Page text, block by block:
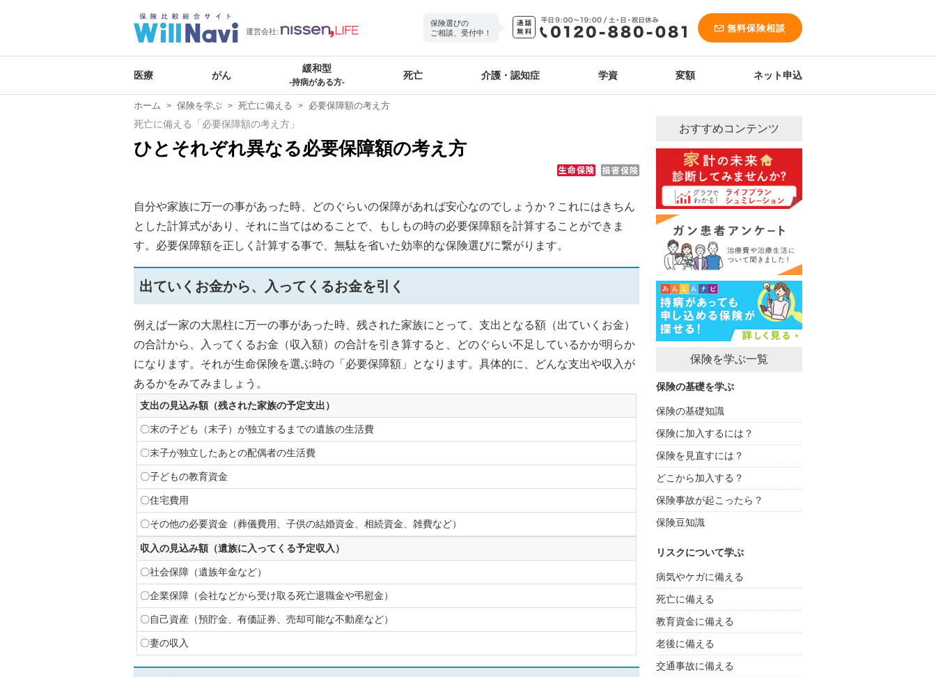
運営会社:
保険選びの
ご相談、受付中！
無料保険相談
医療 がん
緩和型
-持病がある方-
死亡 介護・認知症 学資 変額 ネット申込
ホーム 保険を学ぶ 死亡に備える 必要保障額の考え方
死亡に備える「必要保障額の考え方」
ひとそれぞれ異なる必要保障額の考え方
自分や家族に万一の事があった時、どのぐらいの保障があれば安心なのでしょうか？これにはきちん
とした計算式があり、それに当てはめることで、もしもの時の必要保障額を計算することができま
す。必要保障額を正しく計算する事で、無駄を省いた効率的な保険選びに繋がります。
出ていくお金から、入ってくるお金を引く
例えば一家の大黒柱に万一の事があった時、残された家族にとって、支出となる額（出ていくお金）
の合計から、入ってくるお金（収入額）の合計を引き算すると、どのぐらい不足しているかが明らか
になります。それが生命保険を選ぶ時の「必要保障額」となります。具体的に、どんな支出や収入が
あるかをみてみましょう。
支出の見込み額（残された家族の予定支出）
〇末の子ども（末子）が独立するまでの遺族の生活費
〇末子が独立したあとの配偶者の生活費
〇子どもの教育資金
〇住宅費用
〇その他の必要資金（葬儀費用、子供の結婚資金、相続資金、雑費など）
収入の見込み額（遺族に入ってくる予定収入）
〇社会保障（遺族年金など）
〇企業保障（会社などから受け取る死亡退職金や弔慰金）
〇自己資産（預貯金、有価証券、売却可能な不動産など）
〇妻の収入
おすすめコンテンツ
保険を学ぶ一覧
保険の基礎を学ぶ
保険の基礎知識
保険に加入するには？
保険を見直すには？
どこから加入する？
保険事故が起こったら？
保険豆知識
リスクについて学ぶ
病気やケガに備える
死亡に備える
教育資金に備える
老後に備える
交通事故に備える